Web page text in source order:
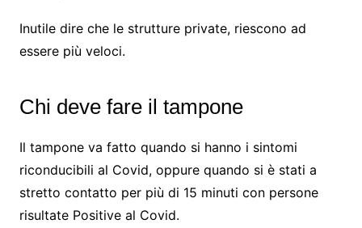
Inutile dire che le strutture private, riescono ad
essere più veloci.
Chi deve fare il tampone
Il tampone va fatto quando si hanno i sintomi
riconducibili al Covid, oppure quando si è stati a
stretto contatto per più di 15 minuti con persone
risultate Positive al Covid.